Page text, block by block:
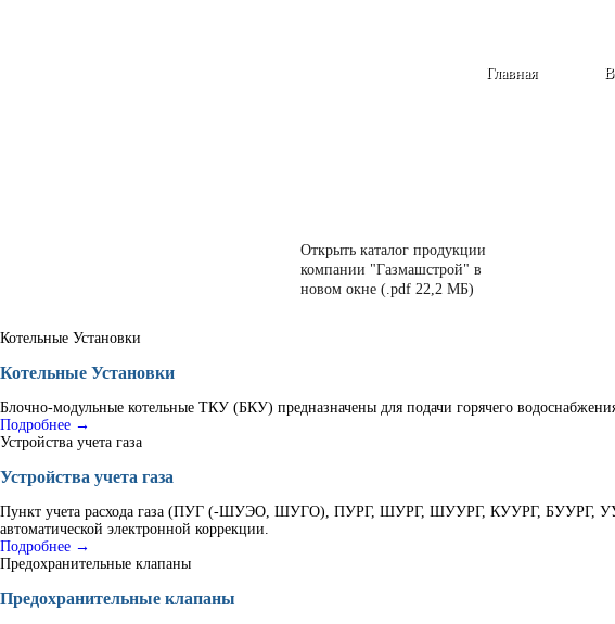
Главная
Открыть каталог продукции
компании "Газмашстрой" в
новом окне (.pdf 22,2 МБ)
Котельные Установки
Котельные Установки
Блочно-модульные котельные ТКУ (БКУ) предназначены для подачи горячего
Подробнее →
Устройства учета газа
Устройства учета газа
Пункт учета расхода газа (ПУГ (-ШУЭО, ШУГО), ПУРГ, ШУРГ, ШУУРГ, КУУРГ, БУУРГ, УУРГ)
автоматической электронной коррекции.
Подробнее →
Предохранительные клапаны
Предохранительные клапаны